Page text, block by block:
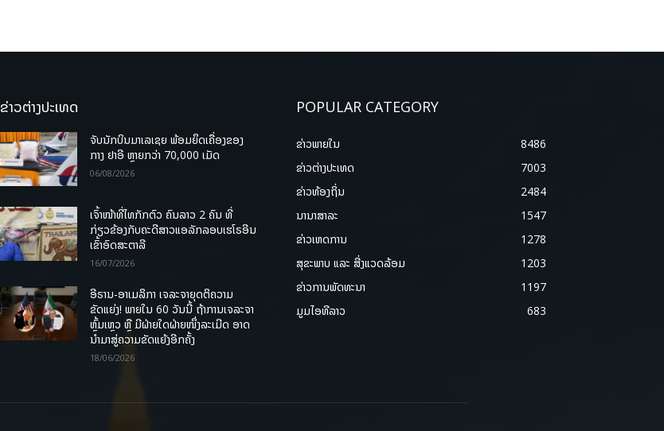
ຂ່າວຕ່າງປະເທດ
ຈັບນັກບິນມາເລເຊຍ ພ້ອມຍຶດເຄື່ອງຂອງ
ກາງ ຢາອີ ຫຼາຍກວ່າ 70,000 ເມັດ
06/08/2026
ເຈົ້າໜ້າທີ່ໄທກັກຕົວ ຄົນລາວ 2 ຄົນ ທີ່
ກ່ຽວຂ້ອງກັບຄະດີສາວແອລັກລອບເຮໂຣອີນ
ເຂົ້າອົດສະຕາລີ
16/07/2026
ອີຣານ-ອາເມລິກາ ເຈລະຈາຍຸດຕິຄວາມ
ຂັດແຍ່ງ! ພາຍໃນ 60 ວັນນີ້ ຖ້າການເຈລະຈາ
ຫຼົ້ມເຫຼວ ຫຼື ມີຝ່າຍໃດຝ່າຍໜຶ່ງລະເມີດ ອາດ
ນໍາມາສູ່ຄວາມຂັດແຍ້ງອີກຄັ້ງ
18/06/2026
POPULAR CATEGORY
ຂ່າວພາຍ​ໃນ
8486
ຂ່າວຕ່າງປະເທດ
7003
ຂ່າວທ້ອງຖິ່ນ
2484
ນານາສາລະ
1547
ຂ່າວເຫດການ
1278
ສຸຂະພາບ ແລະ ສີ່ງແວດລ້ອມ
1203
ຂ່າວການພັດທະນາ
1197
ມູມໄອທີລາວ
683